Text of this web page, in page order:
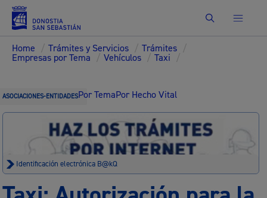
Buscar
Home / Trámites y Servicios / Trámites /
Empresas por Tema / Vehículos / Taxi /
ASOCIACIONES-ENTIDADESPor TemaPor Hecho Vital
Identificación electrónica B@kQ